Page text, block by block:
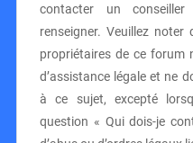
contacter un
renseigner. Veuillez
propriétaires de ce forum
d’assistance légale et ne
à ce sujet, excepté
question « Qui dois-je